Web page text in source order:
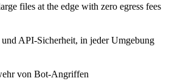
files at the edge with zero egress fees
API-Sicherheit, in jeder Umgebung
von Bot-Angriffen